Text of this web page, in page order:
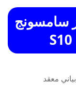
سامسونج